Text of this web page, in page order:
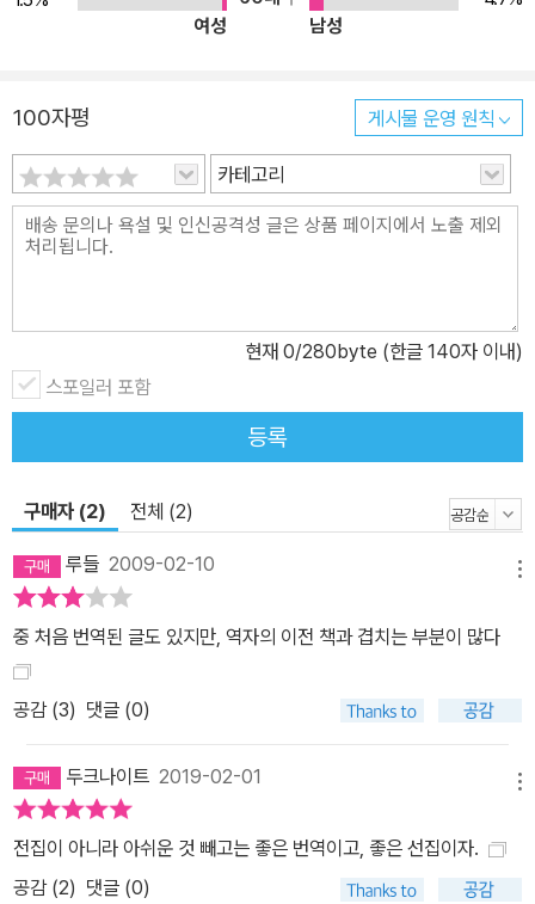
화해의 가능성을 모색하는 데도 결정적 중요성을 갖는 분석적 출발점
해 성찰했다. 오늘날 국내외의 여러 정황이 보여주듯이, 우리가 종교
를 무엇이라고 규정하든, 그리고 종교적 신앙의 동기와 배경이 무엇
이든 간에, 종교는 현존하는 인류의 절대 다수에게 여전히 커다란 호
소력을 발휘하는 정신적 힘이라는 점은 누구도 부인할 수 없다. 그렇
다면 그 힘은 무엇에 기인하는가? 베버에 의하면, 인간은 물질적 생
치만이 아니라 문화적 잉여가치에 대한 욕망도 있다는 말이다. 종교
는 구원의 욕구로 대변되는 이 문화적 잉여가치를 충족시켜 주는 고
도로 정교한 의미체계이다. 근대의 과학적 합리주의는 이런 욕구를
충족시키던 기존의 종교적 윤리적 가치체계를 무력화시켰지만, 그 자
의 21세기에 종교가 부활하는 근본이유인 것이다. 종교의 부활에 수
반되는 근본주의적 폭력의 폐해가 있지만, 그것은 종교의 부활에 눈
을 돌려야 할 이유가 아니라 오히려 그 부활을 한층 더 진지하게 분석
해야 할 이유가 된다. 이렇듯 베버가 제기한 문제들은 모두다 1세기
후에 다소 변형된 형태로 다시 제기되고 있다. 오늘날 그 문제를 어떻
게 설명할 것인가는 우리 시대가 풀어야 할 과제이다. 그리고 그 설명
방식도 베버와는 다른 것이어야 할 것이다. 그러나 베버를 지지하든
찬성하든 간에, 문제를 이해하고 풀어가는 데 베버라는 높은 산을 피
해갈 수는 없을 것이다. 그리고 그 산 속에서 길을 잃지 않으려면 일종
의 지적 지도가 필요하고, 베버 자신의 육성으로 된 것이면 더 말할 나
위 없을 것이다. 이 책은 바로 이 육성으로 된 지도 역할을 해줄 것이
여성
남성
100자평 게시물 운영 원칙
카테고리
현재 0/280byte (한글 140자 이내)
스포일러 포함
등록
구매자 (2) 전체 (2)
루들 2009-02-10
중 처음 번역된 글도 있지만, 역자의 이전 책과 겹치는 부분이 많다
공감 (3) 댓글 (0)
두크나이트 2019-02-01
전집이 아니라 아쉬운 것 빼고는 좋은 번역이고, 좋은 선집이자.
공감 (2) 댓글 (0)